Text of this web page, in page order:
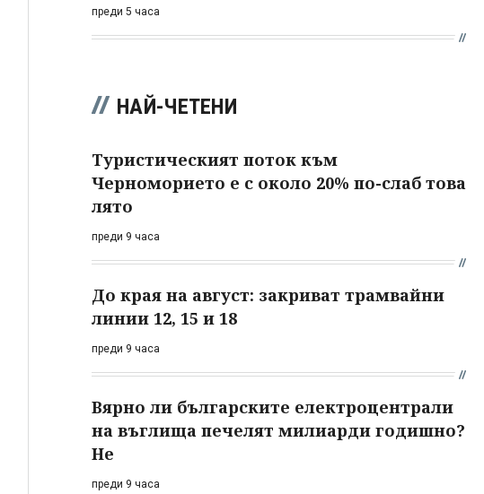
преди 5 часа
НАЙ-ЧЕТЕНИ
Туристическият поток към
Черноморието е с около 20% по-слаб това
лято
преди 9 часа
До края на август: закриват трамвайни
линии 12, 15 и 18
преди 9 часа
Вярно ли българските електроцентрали
на въглища печелят милиарди годишно?
Не
преди 9 часа